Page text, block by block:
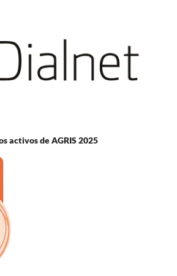
activos de AGRIS 2025